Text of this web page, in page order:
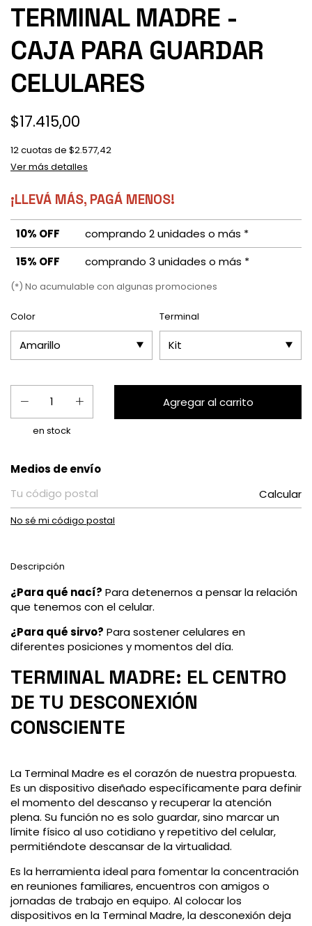
TERMINAL MADRE -
CAJA PARA GUARDAR
CELULARES
$17.415,00
12cuotas de $2.577,42
Ver más detalles
¡LLEVÁ MÁS, PAGÁ MENOS!
10% OFF
comprando 2 unidades o más *
15% OFF
comprando 3 unidades o más *
(*) No acumulable con algunas promociones
Color Terminal
en stock
Entregas para el CP:
Medios de envío
Calcular
No sé mi código postal
Descripción
¿Para qué nací? Para detenernos a pensar la relación
que tenemos con el celular.
¿Para qué sirvo? Para sostener celulares en
diferentes posiciones y momentos del día.
TERMINAL MADRE: EL CENTRO
DE TU DESCONEXIÓN
CONSCIENTE
La Terminal Madre es el corazón de nuestra propuesta.
Es un dispositivo diseñado específicamente para definir
el momento del descanso y recuperar la atención
plena. Su función no es solo guardar, sino marcar un
límite físico al uso cotidiano y repetitivo del celular,
permitiéndote descansar de la virtualidad.
Es la herramienta ideal para fomentar la concentración
en reuniones familiares, encuentros con amigos o
jornadas de trabajo en equipo. Al colocar los
dispositivos en la Terminal Madre, la desconexión deja